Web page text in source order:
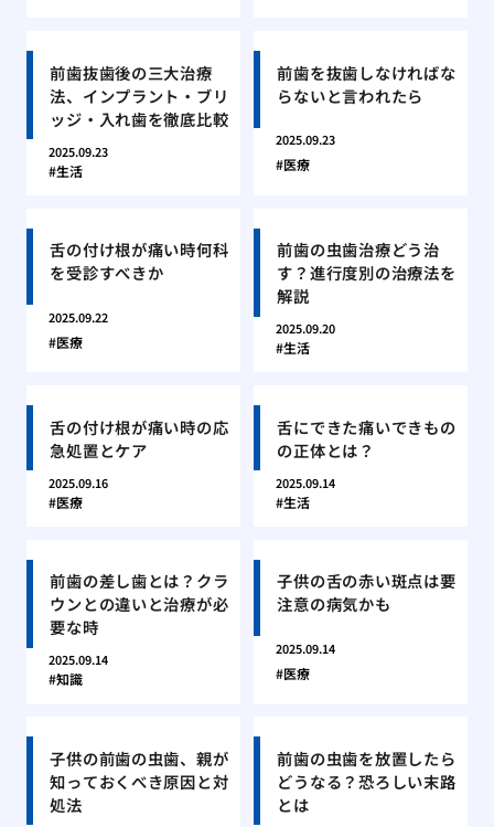
前歯抜歯後の三大治療
法、インプラント・ブリ
ッジ・入れ歯を徹底比較
2025.09.23
生活
前歯を抜歯しなければな
らないと言われたら
2025.09.23
医療
舌の付け根が痛い時何科
を受診すべきか
2025.09.22
医療
前歯の虫歯治療どう治
す？進行度別の治療法を
解説
2025.09.20
生活
舌の付け根が痛い時の応
急処置とケア
2025.09.16
医療
舌にできた痛いできもの
の正体とは？
2025.09.14
生活
前歯の差し歯とは？クラ
ウンとの違いと治療が必
要な時
2025.09.14
知識
子供の舌の赤い斑点は要
注意の病気かも
2025.09.14
医療
子供の前歯の虫歯、親が
知っておくべき原因と対
処法
前歯の虫歯を放置したら
どうなる？恐ろしい末路
とは